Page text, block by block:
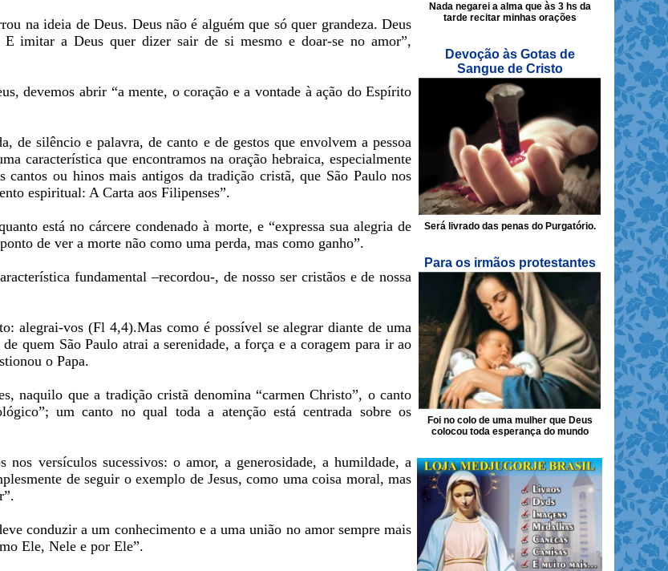
na ideia de Deus. Deus não é alguém que só quer grandeza. Deus
imitar a Deus quer dizer sair de si mesmo e doar-se no amor”,
devemos abrir “a mente, o coração e a vontade à ação do Espírito
de silêncio e palavra, de canto e de gestos que envolvem a pessoa
característica que encontramos na oração hebraica, especialmente
cantos ou hinos mais antigos da tradição cristã, que São Paulo nos
espiritual: A Carta aos Filipenses”.
está no cárcere condenado à morte, e “expressa sua alegria de
de ver a morte não como uma perda, mas como ganho”.
fundamental –recordou-, de nosso ser cristãos e de nossa
alegrai-vos (Fl 4,4).Mas como é possível se alegrar diante de uma
quem São Paulo atrai a serenidade, a força e a coragem para ir ao
o Papa.
naquilo que a tradição cristã denomina “carmen Christo”, o canto
um canto no qual toda a atenção está centrada sobre os
nos versículos sucessivos: o amor, a generosidade, a humildade, a
de seguir o exemplo de Jesus, como uma coisa moral, mas
conduzir a um conhecimento e a uma união no amor sempre mais
Ele, Nele e por Ele”.
Nada negarei a alma que às 3 hs da
tarde recitar minhas orações
Devoção às Gotas de
Sangue de Cristo
Será livrado das penas do Purgatório.
Para os irmãos protestantes
Foi no colo de uma mulher que Deus
colocou toda esperança do mundo